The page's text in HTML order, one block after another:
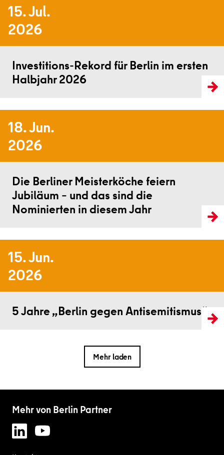
15. Jul.
2026
Investitions-Rekord für Berlin im ersten
Halbjahr 2026
Weiterlesen
18. Jun.
2026
Die Berliner Meisterköche feiern
Jubiläum – und das sind die
Nominierten in diesem Jahr
15. Jun.
2026
5 Jahre „Berlin gegen Antisemitismus“
Mehr laden
Mehr von Berlin Partner